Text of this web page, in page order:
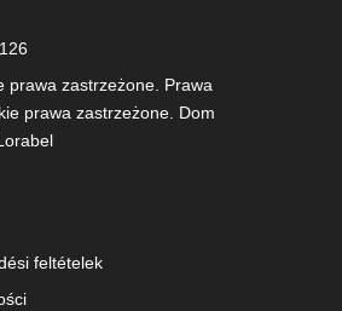
prawa zastrzeżone. Prawa
prawa zastrzeżone. Dom
feltételek